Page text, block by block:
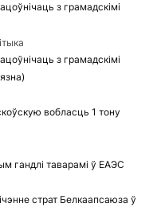
з грамадскімі
з грамадскімі
вобласць 1 тону
гандлі таварамі ў ЕАЭС
страт Белкаапсаюза ў